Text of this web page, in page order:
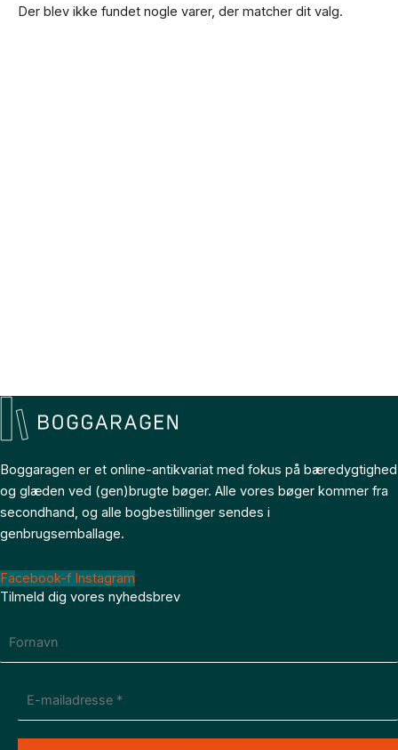
Der blev ikke fundet nogle varer, der matcher dit valg.
Boggaragen er et online-antikvariat med fokus på bæredygtighed
og glæden ved (gen)brugte bøger. Alle vores bøger kommer fra
secondhand, og alle bogbestillinger sendes i
genbrugsemballage.
Facebook-f Instagram
Tilmeld dig vores nyhedsbrev